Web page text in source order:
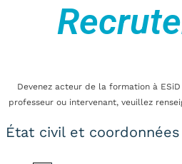
Devenez acteur de la formation à
professeur ou intervenant, veuillez
État civil et coordonnées